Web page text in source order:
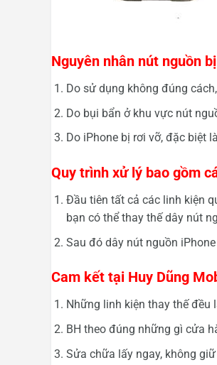
Nguyên nhân nút nguồn
Do sử dụng không đúng
Do bụi bẩn ở khu vực nút
Do iPhone bị rơi vỡ, đặc biệt
Quy trình xử lý bao gồm
Đầu tiên tất cả các linh kiện
bạn có thể thay thế dây nút
Sau đó dây nút nguồn
Cam kết tại Huy Dũng
Những linh kiện thay thế đều
BH theo đúng những gì cửa
Sửa chữa lấy ngay, không